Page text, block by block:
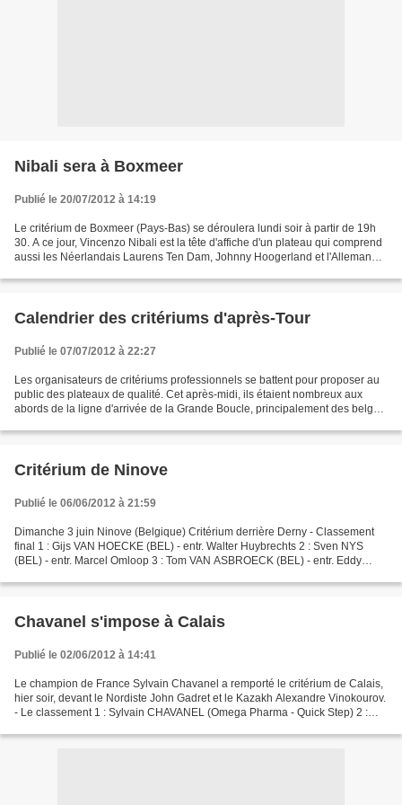
Nibali sera à Boxmeer
Publié le 20/07/2012 à 14:19
Le critérium de Boxmeer (Pays-Bas) se déroulera lundi soir à partir de 19h
30. A ce jour, Vincenzo Nibali est la tête d'affiche d'un plateau qui comprend
aussi les Néerlandais Laurens Ten Dam, Johnny Hoogerland et l'Allemand
Calendrier des critériums d'après-Tour
Publié le 07/07/2012 à 22:27
Les organisateurs de critériums professionnels se battent pour proposer au
public des plateaux de qualité. Cet après-midi, ils étaient nombreux aux
abords de la ligne d'arrivée de la Grande Boucle, principalement des belges
Critérium de Ninove
Publié le 06/06/2012 à 21:59
Dimanche 3 juin Ninove (Belgique) Critérium derrière Derny - Classement
final 1 : Gijs VAN HOECKE (BEL) - entr. Walter Huybrechts 2 : Sven NYS
(BEL) - entr. Marcel Omloop 3 : Tom VAN ASBROECK (BEL) - entr. Eddy
Chavanel s'impose à Calais
Publié le 02/06/2012 à 14:41
Le champion de France Sylvain Chavanel a remporté le critérium de Calais,
hier soir, devant le Nordiste John Gadret et le Kazakh Alexandre Vinokourov.
- Le classement 1 : Sylvain CHAVANEL (Omega Pharma - Quick Step) 2 :